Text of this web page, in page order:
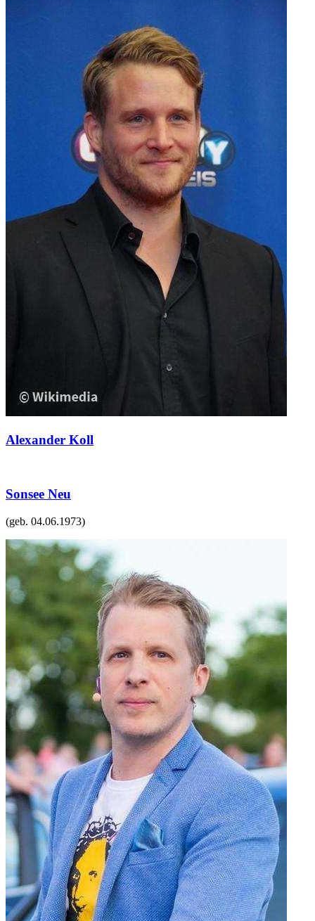
Alexander Koll
Sonsee Neu
(geb. 04.06.1973)